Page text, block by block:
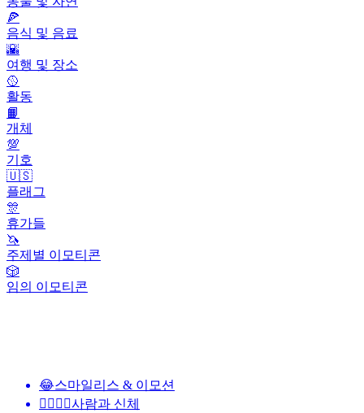
🍕
음식 및 음료
🌇
여행 및 장소
🥎
활동
📙
개체
💯
기호
🇺🇸
플래그
🎊
휴가들
🦄
주제별 이모티콘
🎲
임의 이모티콘
😂스마일리스 & 이모션
👩‍❤️‍💋‍👨사람과 신체